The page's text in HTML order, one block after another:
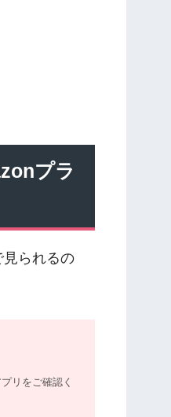
プラ
見られるの
リをご確認く